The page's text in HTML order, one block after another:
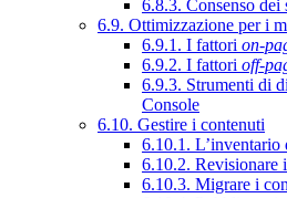
6.8.3. Consenso dei
6.9. Ottimizzazione per i
6.9.1. I fattori on-
6.9.2. I fattori off-
6.9.3. Strumenti di
Console
6.10. Gestire i contenuti
6.10.1. L’inventario
6.10.2. Revisionare
6.10.3. Migrare i